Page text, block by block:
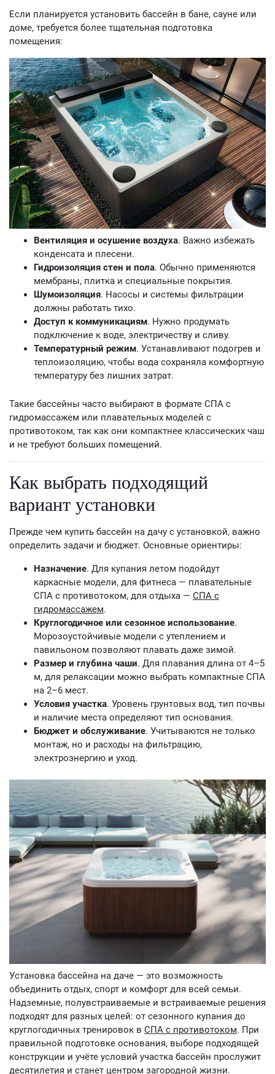
Если планируется установить бассейн в бане, сауне или
доме, требуется более тщательная подготовка
помещения:
Вентиляция и осушение воздуха. Важно избежать
конденсата и плесени.
Гидроизоляция стен и пола. Обычно применяются
мембраны, плитка и специальные покрытия.
Шумоизоляция. Насосы и системы фильтрации
должны работать тихо.
Доступ к коммуникациям. Нужно продумать
подключение к воде, электричеству и сливу.
Температурный режим. Устанавливают подогрев и
теплоизоляцию, чтобы вода сохраняла комфортную
температуру без лишних затрат.
Такие бассейны часто выбирают в формате СПА с
гидромассажем или плавательных моделей с
противотоком, так как они компактнее классических чаш
и не требуют больших помещений.
Как выбрать подходящий
вариант установки
Прежде чем купить бассейн на дачу с установкой, важно
определить задачи и бюджет. Основные ориентиры:
Назначение. Для купания летом подойдут
каркасные модели, для фитнеса — плавательные
СПА с противотоком, для отдыха — СПА с
гидромассажем.
Круглогодичное или сезонное использование.
Морозоустойчивые модели с утеплением и
павильоном позволяют плавать даже зимой.
Размер и глубина чаши. Для плавания длина от 4–5
м, для релаксации можно выбрать компактные СПА
на 2–6 мест.
Условия участка. Уровень грунтовых вод, тип почвы
и наличие места определяют тип основания.
Бюджет и обслуживание. Учитываются не только
монтаж, но и расходы на фильтрацию,
электроэнергию и уход.
Установка бассейна на даче — это возможность
объединить отдых, спорт и комфорт для всей семьи.
Надземные, полувстраиваемые и встраиваемые решения
подходят для разных целей: от сезонного купания до
круглогодичных тренировок в СПА с противотоком. При
правильной подготовке основания, выборе подходящей
конструкции и учёте условий участка бассейн прослужит
десятилетия и станет центром загородной жизни.